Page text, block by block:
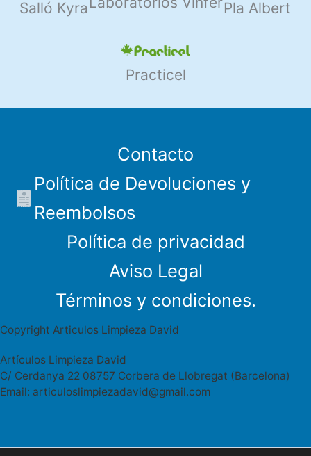
Salló Kyra Pla Albert
Practicel
Contacto
Política de Devoluciones y
Reembolsos
Política de privacidad
Aviso Legal
Términos y condiciones.
Copyright Articulos Limpieza David
Artículos Limpieza David
C/ Cerdanya 22 08757 Corbera de Llobregat (Barcelona)
Email: articuloslimpiezadavid@gmail.com